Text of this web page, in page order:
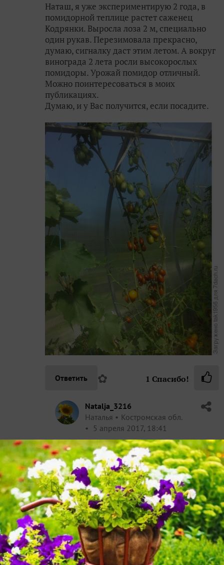
Наташ, я уже экспериментирую 2 года, в
помидорной теплице растет саженец
Кодрянки. Выросла лоза 2 м, специально
один рукав. Перезимовала прекрасно,
думаю, сигналку даст этим летом. А вокруг
винограда 2 лета росли высокорослых
помидоры. Урожай помидор отличный.
Можно поинтересоваться в моих
публикациях.
Думаю, и у Вас получится, если посадите.
Ответить ✿ 1 Спасибо!
Natalja_3216
Наталья
Костромская обл.
5 апреля 2017, 18:41
Спасибо — тогда точно попробую)
Ответить ✿
tak1956
Taта
Калуга 5 апреля 2017, 17:05
Надежда, конечно, сажайте, пока виноград не
разрастается. Зачем пустовать теплице? И винограду
это никак не повредит. Томатам как раз будет, они
сырость не любят, и виноград тоже в сухости